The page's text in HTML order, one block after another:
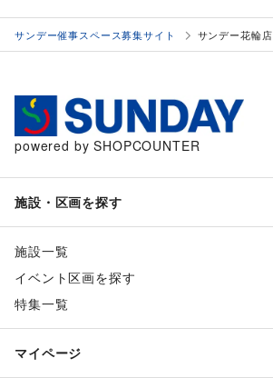
サンデー催事スペース募集サイト サンデー花輪店
powered by SHOPCOUNTER
施設・区画を探す
施設一覧
イベント区画を探す
特集一覧
マイページ